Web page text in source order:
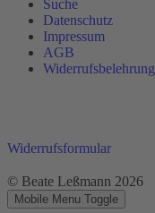
Suche
Datenschutz
Impressum
AGB
Widerrufsbelehrung
Widerrufsformular
© Beate Leßmann 2026
Mobile Menu Toggle